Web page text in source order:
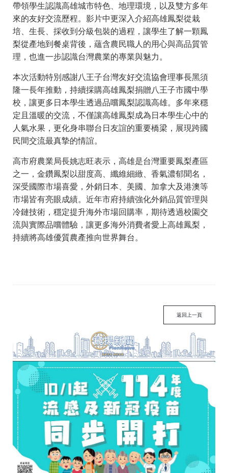
帶領學生認識高雄城市特色、地理環境，以及雙方多年
來的友好交流歷程。影片中更深入介紹高雄鳳梨從栽
培、生長、採收到分級包裝的過程，讓學生了解一顆鳳
梨從產地到餐桌背後，蘊含農民職人的用心與高品質管
理，也進一步認識台灣農業的專業與魅力。
本次活動特別感謝八王子台灣友好交流協會理事長黑須
隆一長年推動，持續採購高雄鳳梨捐贈八王子市國中學
校，讓更多日本學生透過品嚐鳳梨認識高雄。多年來穩
定且溫暖的交流，不僅讓高雄鳳梨成為日本學生心中的
人氣水果，更化身串聯台日友誼的重要橋梁，展現跨國
民間交流最真摯的情誼。
高市府農業局長姚志旺表示，高雄是台灣重要鳳梨產區
之一，金鑽鳳梨以甜度高、纖維細緻、香氣濃郁聞名，
深受國際市場喜愛，外銷日本、美國、加拿大及港澳等
市場皆有亮眼成績。近年市府持續強化外銷品質管理與
冷鏈技術，穩定提升海外市場回購率，期待透過校園交
流與實際品嚐體驗，讓更多海外消費者愛上高雄鳳梨，
持續將高雄優質農產推向世界舞台。
返回上一頁